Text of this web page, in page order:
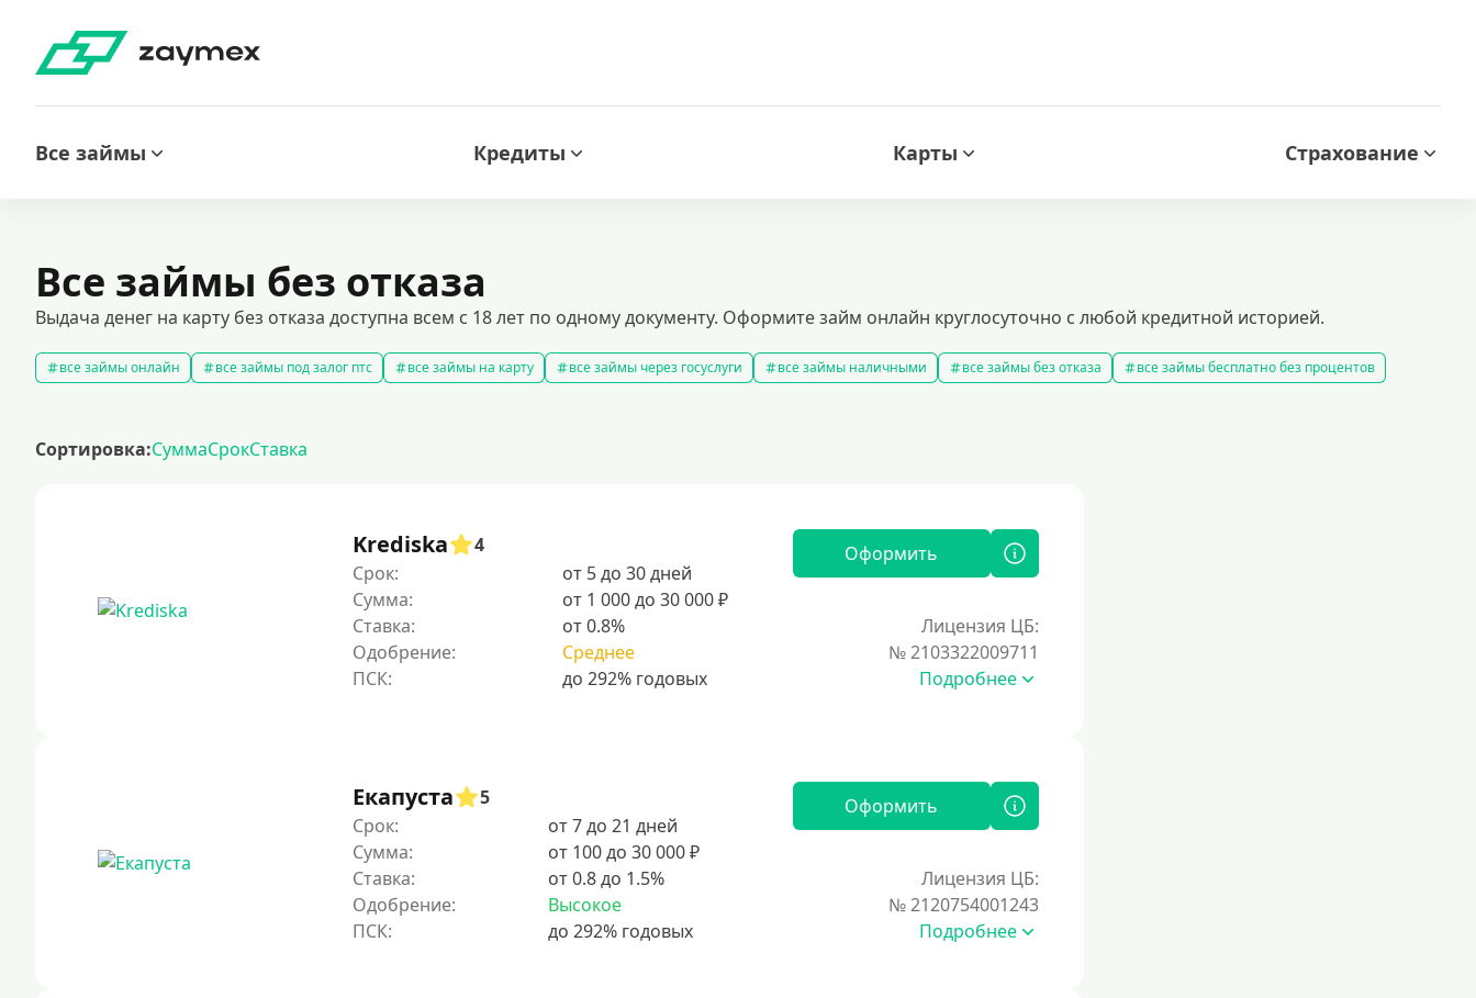
Все займы Кредиты Карты Страхование
Все займы без отказа
Выдача денег на карту без отказа доступна всем с 18 лет по одному документу. Оформите займ онлайн круглосуточно с любой кредитной историей.
все займы онлайн все займы под залог птс все займы на карту все займы через госуслуги все займы наличными все займы без отказа
все займы бесплатно без процентов
рефинансирование займов
калькулятор займов
Сортировка:СуммаСрокСтавка
Krediska
4
Срок:
от 5 до 30 дней
Сумма:
от 1 000 до 30 000 ₽
Ставка:
от 0.8%
Одобрение:
Среднее
Оформить
Лицензия ЦБ:
№ 2103322009711
Подробнее
Екапуста
5
Срок:
от 7 до 21 дней
Сумма:
от 100 до 30 000 ₽
Ставка:
от 0.8 до 1.5%
Одобрение:
Высокое
Оформить
Лицензия ЦБ:
№ 2120754001243
Подробнее